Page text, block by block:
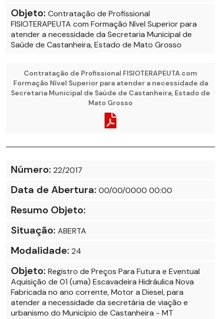
Objeto: Contratação de Profissional
FISIOTERAPEUTA com Formação Nível Superior para
atender a necessidade da Secretaria Municipal de
Saúde de Castanheira, Estado de Mato Grosso
Contratação de Profissional FISIOTERAPEUTA com
Formação Nível Superior para atender a necessidade da
Secretaria Municipal de Saúde de Castanheira, Estado de
Mato Grosso
Número: 22/2017
Data de Abertura: 00/00/0000 00:00
Resumo Objeto:
Situação: ABERTA
Modalidade: 24
Objeto: Registro de Preços Para Futura e Eventual
Aquisição de 01 (uma) Escavadeira Hidráulica Nova
Fabricada no ano corrente, Motor a Diesel, para
atender a necessidade da secretária de viação e
urbanismo do Município de Castanheira - MT